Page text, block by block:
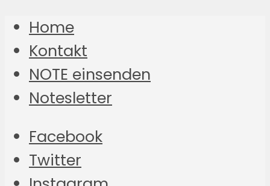
Home
Kontakt
NOTE einsenden
Notesletter
Facebook
Twitter